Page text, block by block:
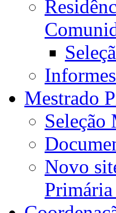
Mestrado
Seleção
Novo